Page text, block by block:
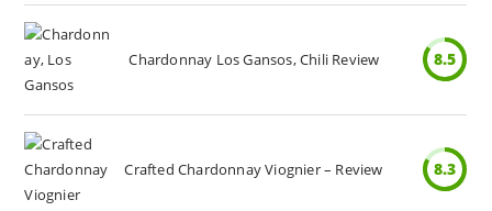
Chardonnay Los Gansos, Chili Review 8.5
Crafted Chardonnay Viognier – Review 8.3